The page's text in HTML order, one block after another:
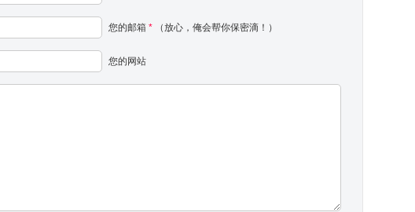
您的邮箱 * （放心，俺会帮你保密滴！）
您的网站